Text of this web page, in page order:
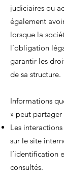
judiciaires ou
également
lorsque la
l’obligation
garantir les
de sa structure.
Informations
» peut partager
Les
sur le site
l’identification
consultés.